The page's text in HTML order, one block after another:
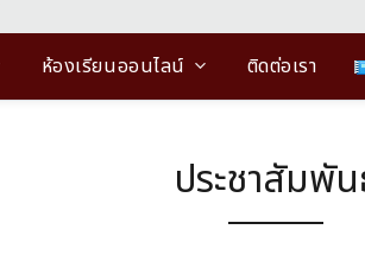
ห้องเรียนออนไลน์ ติดต่อเรา
ประชาสัมพั